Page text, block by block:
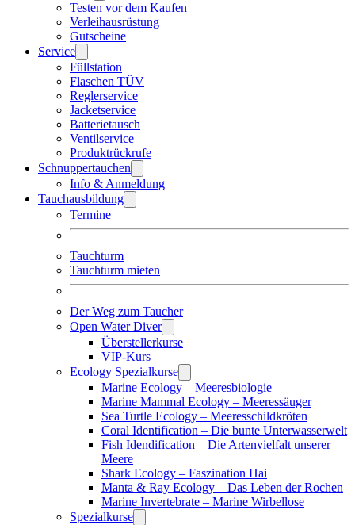
Testen vor dem Kaufen
Verleihausrüstung
Gutscheine
Service
Füllstation
Flaschen TÜV
Reglerservice
Jacketservice
Batterietausch
Ventilservice
Produktrückrufe
Schnuppertauchen
Info & Anmeldung
Tauchausbildung
Termine
Tauchturm
Tauchturm mieten
Der Weg zum Taucher
Open Water Diver
Überstellerkurse
VIP-Kurs
Ecology Spezialkurse
Marine Ecology – Meeresbiologie
Marine Mammal Ecology – Meeressäuger
Sea Turtle Ecology – Meeresschildkröten
Coral Identification – Die bunte Unterwasserwelt
Fish Idendification – Die Artenvielfalt unserer
Meere
Shark Ecology – Faszination Hai
Manta & Ray Ecology – Das Leben der Rochen
Marine Invertebrate – Marine Wirbellose
Spezialkurse